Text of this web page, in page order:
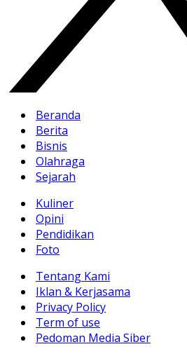
Beranda
Berita
Bisnis
Olahraga
Sejarah
Kuliner
Opini
Pendidikan
Foto
Tentang Kami
Iklan & Kerjasama
Privacy Policy
Term of use
Pedoman Media Siber